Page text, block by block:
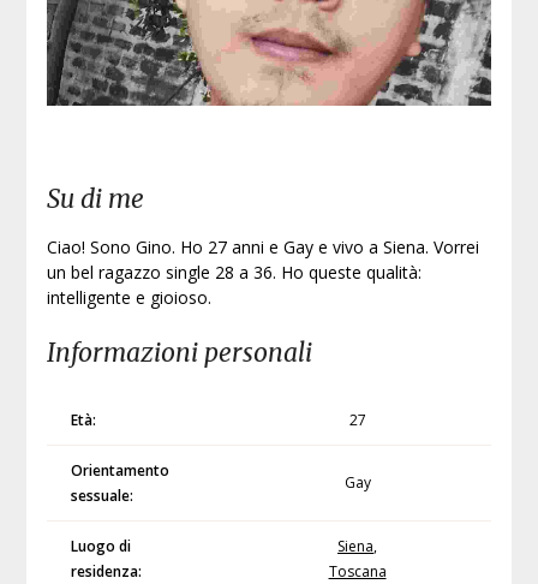
Su di me
Ciao! Sono Gino. Ho 27 anni e Gay e vivo a Siena. Vorrei
un bel ragazzo single 28 a 36. Ho queste qualità:
intelligente e gioioso.
Informazioni personali
Età: 27
Orientamento
sessuale:
Gay
Luogo di
residenza:
Siena,
Toscana